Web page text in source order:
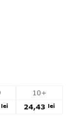
10+
lei 24,43 lei